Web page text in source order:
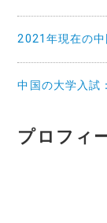
2021年現在の
中国の大学入試
プロフィ